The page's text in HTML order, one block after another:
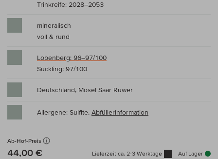
Trinkreife: 2028–2053
mineralisch
voll & rund
Lobenberg: 96–97/100
Suckling: 97/100
Deutschland, Mosel Saar Ruwer
Allergene: Sulfite, Abfüllerinformation
Ab-Hof-Preis
44,00 € Lieferzeit ca. 2-3 Werktage Auf Lager